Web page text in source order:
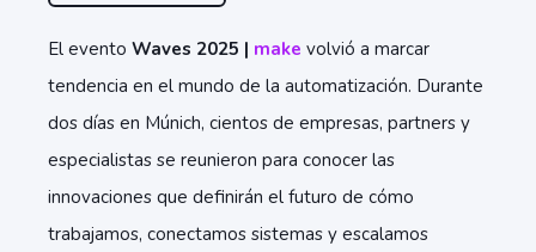
El evento Waves 2025 | make volvió a marcar
tendencia en el mundo de la automatización. Durante
dos días en Múnich, cientos de empresas, partners y
especialistas se reunieron para conocer las
innovaciones que definirán el futuro de cómo
trabajamos, conectamos sistemas y escalamos